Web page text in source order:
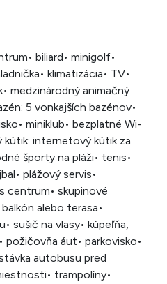
• biliard• minigolf•
• klimatizácia• TV•
• medzinárodný animačný
5 vonkajších bazénov•
• miniklub• bezplatné Wi-
kútik: internetový kútik za
športy na pláži• tenis•
• plážový servis•
centrum• skupinové
balkón alebo terasa•
• sušič na vlasy• kúpeľňa,
• požičovňa áut• parkovisko•
autobusu pred
• trampolíny•